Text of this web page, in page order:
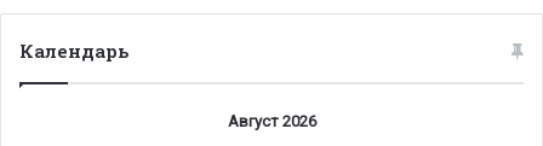
Календарь
Август 2026